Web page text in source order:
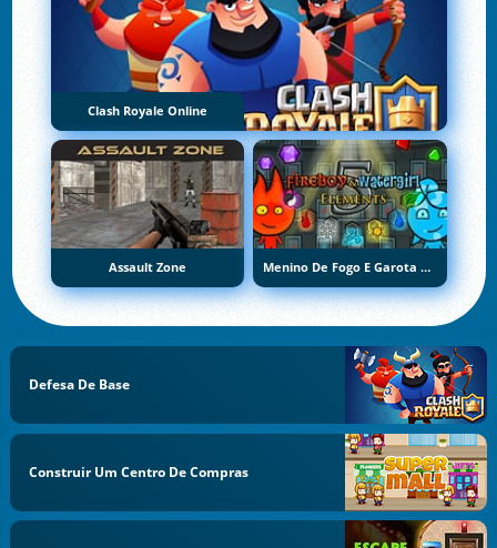
Clash Royale Online
Assault Zone Menino De Fogo E Garota De Água 5: Elementos
Defesa De Base
Construir Um Centro De Compras